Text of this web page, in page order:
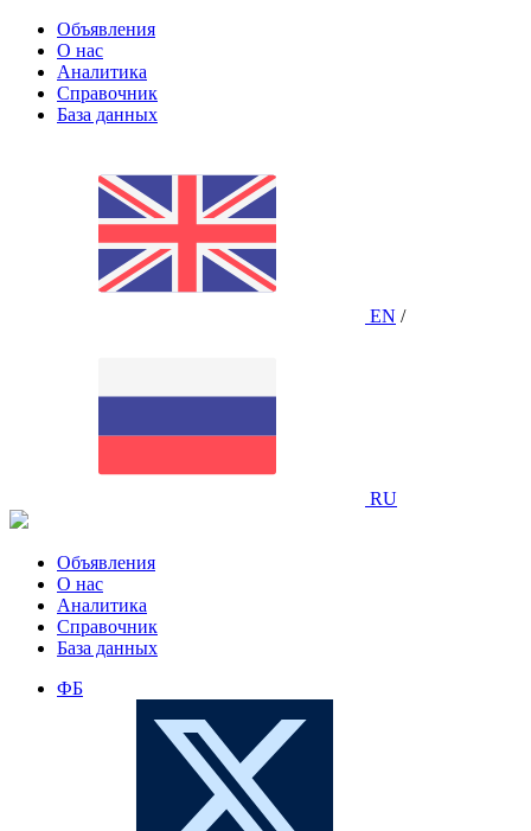
Объявления
О нас
Аналитика
Справочник
База данных
EN /
RU
Объявления
О нас
Аналитика
Справочник
База данных
ФБ